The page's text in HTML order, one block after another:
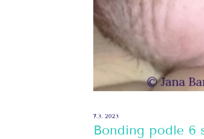
7.3. 2023
Bonding podle 6